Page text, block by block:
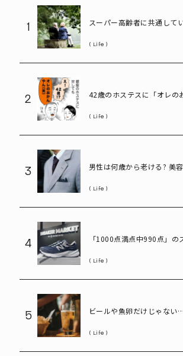
1
スーパー高齢者に共通して
Life
2
42歳のホステスに「オレの
Life
3
男性は何歳から老ける? 美
Life
4
「1000点満点中990点」の
Life
5
ビールや魚卵だけじゃない
Life